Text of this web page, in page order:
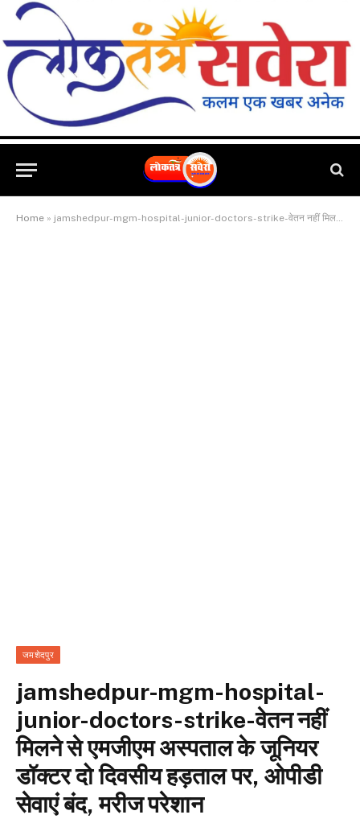
Home » jamshedpur-mgm-hospital-junior-doctors-strike-वेतन नहीं मिलने से एमजीएम अस्पताल के जूनियर डॉक्टर दो दिवसीय हड़ताल पर, ओपीडी सेवाएं बंद, मरीज परेशान
जमशेदपुर
jamshedpur-mgm-hospital-
junior-doctors-strike-वेतन नहीं
मिलने से एमजीएम अस्पताल के जूनियर
डॉक्टर दो दिवसीय हड़ताल पर, ओपीडी
सेवाएं बंद, मरीज परेशान